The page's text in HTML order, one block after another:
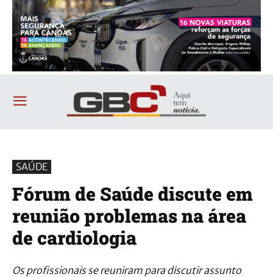
SAÚDE
Fórum de Saúde discute em
reunião problemas na área
de cardiologia
Os profissionais se reuniram para discutir assunto